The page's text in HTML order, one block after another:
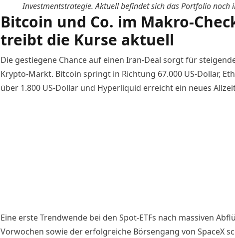
Investmentstrategie. Aktuell befindet sich das Portfolio noch
Bitcoin und Co. im Makro-
treibt die Kurse aktuell
Die gestiegene Chance auf einen Iran-Deal sorgt für
Krypto-Markt. Bitcoin springt in Richtung 67.000 US-Dollar,
über 1.800 US-Dollar und Hyperliquid erreicht ein neues
Eine erste Trendwende bei den Spot-ETFs nach massiven
Vorwochen sowie der erfolgreiche Börsengang von SpaceX